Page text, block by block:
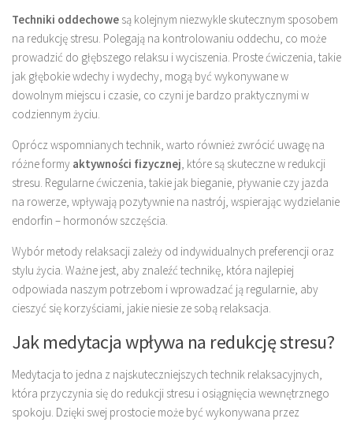
Techniki oddechowe są kolejnym niezwykle skutecznym sposobem
na redukcję stresu. Polegają na kontrolowaniu oddechu, co może
prowadzić do głębszego relaksu i wyciszenia. Proste ćwiczenia, takie
jak głębokie wdechy i wydechy, mogą być wykonywane w
dowolnym miejscu i czasie, co czyni je bardzo praktycznymi w
codziennym życiu.
Oprócz wspomnianych technik, warto również zwrócić uwagę na
różne formy aktywności fizycznej , które są skuteczne w redukcji
stresu. Regularne ćwiczenia, takie jak bieganie, pływanie czy jazda
na rowerze, wpływają pozytywnie na nastrój, wspierając wydzielanie
endorfin – hormonów szczęścia.
Wybór metody relaksacji zależy od indywidualnych preferencji oraz
stylu życia. Ważne jest, aby znaleźć technikę, która najlepiej
odpowiada naszym potrzebom i wprowadzać ją regularnie, aby
cieszyć się korzyściami, jakie niesie ze sobą relaksacja.
Jak medytacja wpływa na redukcję stresu?
Medytacja to jedna z najskuteczniejszych technik relaksacyjnych,
która przyczynia się do redukcji stresu i osiągnięcia wewnętrznego
spokoju. Dzięki swej prostocie może być wykonywana przez